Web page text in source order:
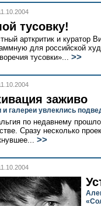
тусовку!
арткритик и куратор
для российской
тусовки»... >>
заживо
и галереи увлеклись
по недавнему
Сразу несколько
>>